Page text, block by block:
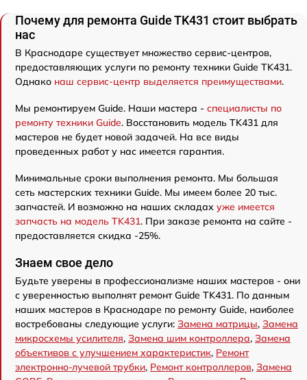
Почему для ремонта Guide TK431 стоит выбрать
нас
В Краснодаре существует множество сервис-центров,
предоставляющих услуги по ремонту техники Guide TK431.
Однако наш сервис-центр выделяется преимуществами.
Мы ремонтируем Guide. Наши мастера - специалисты по
ремонту техники Guide. Восстановить модель TK431 для
мастеров не будет новой задачей. На все виды
проведенных работ у нас имеется гарантия.
Минимальные сроки выполнения ремонта. Мы большая
сеть мастерских техники Guide. Мы имеем более 20 тыс.
запчастей. И возможно на наших складах уже имеется
запчасть на модель TK431. При заказе ремонта на сайте -
предоставляется скидка -25%.
Знаем свое дело
Будьте уверены в профессионализме наших мастеров - они
с уверенностью выполнят ремонт Guide TK431. По данным
наших мастеров в Краснодаре по ремонту Guide, наиболее
востребованы следующие услуги: Замена матрицы, Замена
микросхемы усилителя, Замена шим контроллера, Замена
объективов с улучшением характеристик, Ремонт
электронно-лучевой трубки, Ремонт контроллеров, Замена